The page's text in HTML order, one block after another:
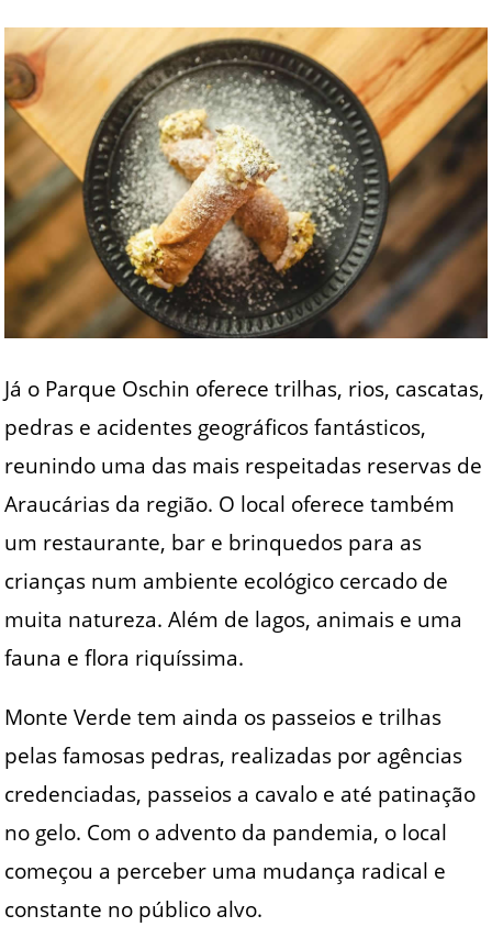
Já o Parque Oschin oferece trilhas, rios, cascatas,
pedras e acidentes geográficos fantásticos,
reunindo uma das mais respeitadas reservas de
Araucárias da região. O local oferece também
um restaurante, bar e brinquedos para as
crianças num ambiente ecológico cercado de
muita natureza. Além de lagos, animais e uma
fauna e flora riquíssima.
Monte Verde tem ainda os passeios e trilhas
pelas famosas pedras, realizadas por agências
credenciadas, passeios a cavalo e até patinação
no gelo. Com o advento da pandemia, o local
começou a perceber uma mudança radical e
constante no público alvo.